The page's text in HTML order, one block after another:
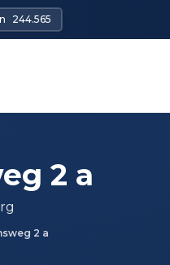
244.565
2 a
2 a